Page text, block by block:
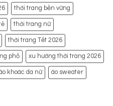
thời trang bền vững
thời trang nữ
thời trang Tết 2026
phố xu hướng thời trang 2026
khoác da nữ áo sweater